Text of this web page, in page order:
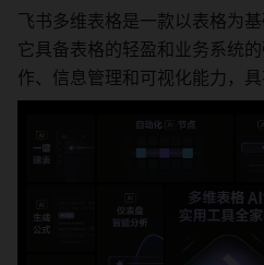
飞书多维表格是一款以表格为基
它具备表格的轻盈和业务系统
作、信息管理和可视化能力，具